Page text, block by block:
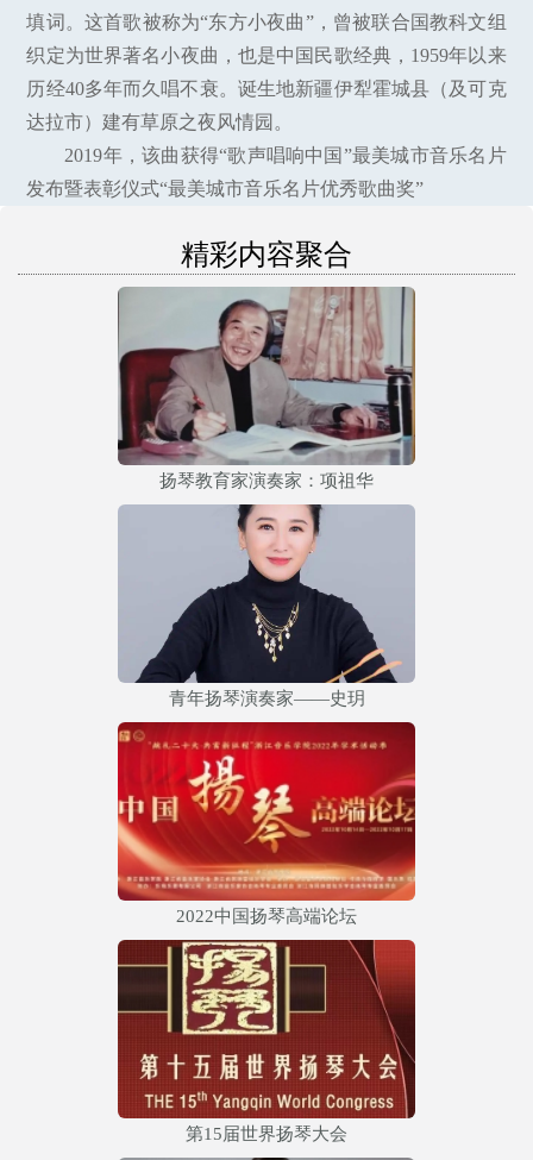
填词。这首歌被称为“东方小夜曲”，曾被联合国教科文组
织定为世界著名小夜曲，也是中国民歌经典，1959年以来
历经40多年而久唱不衰。诞生地新疆伊犁霍城县（及可克
达拉市）建有草原之夜风情园。
2019年，该曲获得“歌声唱响中国”最美城市音乐名片
发布暨表彰仪式“最美城市音乐名片优秀歌曲奖”
精彩内容聚合
扬琴教育家演奏家：项祖华
青年扬琴演奏家——史玥
2022中国扬琴高端论坛
第15届世界扬琴大会